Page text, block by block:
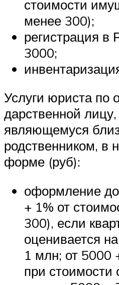
стоимости
менее 300);
регистрация в
3000;
Услуги юриста по
дарственной
являющемуся
родственником, в
форме (руб):
оформление
+ 1% от
300), если
оценивается
1 млн; от 5000
при стоимости